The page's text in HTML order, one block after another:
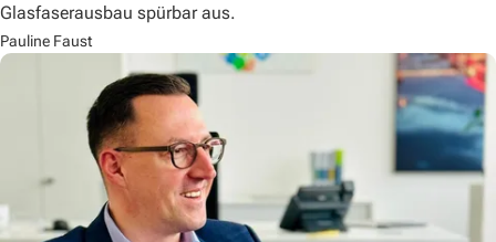
Glasfaserausbau spürbar aus.
Pauline Faust